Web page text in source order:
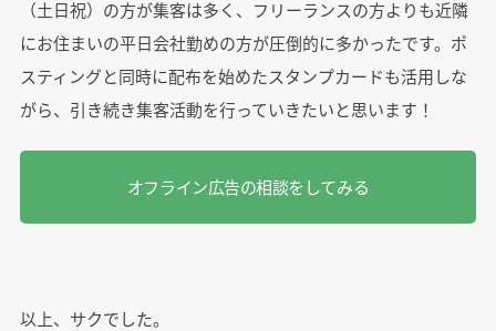
（土日祝）の方が集客は多く、フリーランスの方よりも近隣
にお住まいの平日会社勤めの方が圧倒的に多かったです。ポ
スティングと同時に配布を始めたスタンプカードも活用しな
がら、引き続き集客活動を行っていきたいと思います！
オフライン広告の相談をしてみる
以上、サクでした。